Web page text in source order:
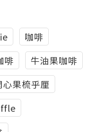
咖啡
啡
牛油果咖啡
心果梳乎厘